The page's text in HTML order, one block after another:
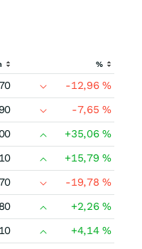
%
-12,96%
-7,65%
+35,06%
+15,79%
-19,78%
+2,26%
+4,14%